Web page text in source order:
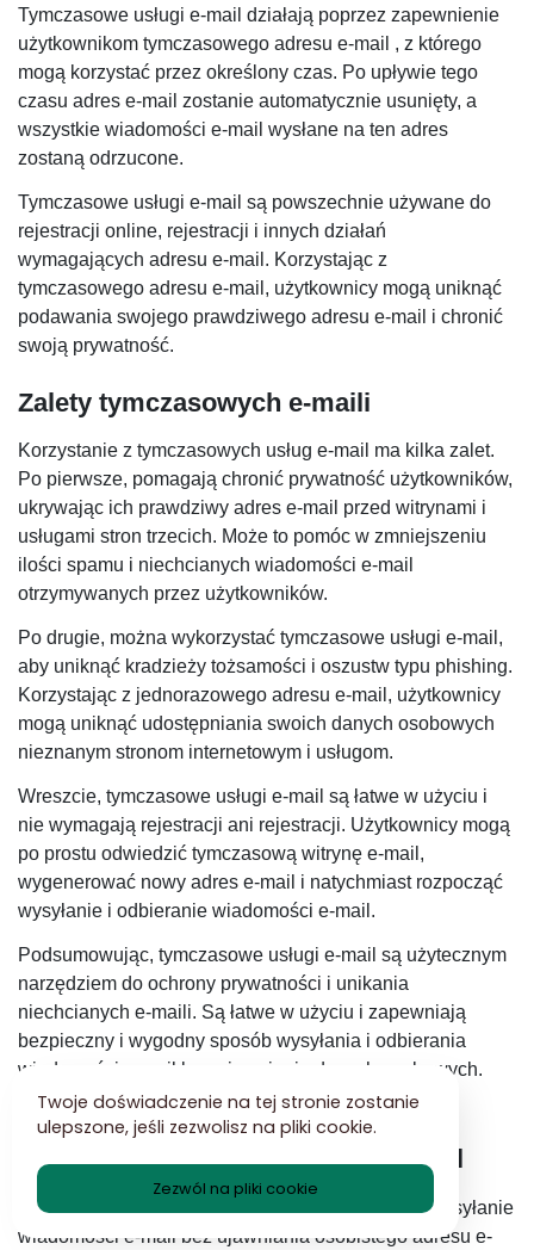
Tymczasowe usługi e-mail działają poprzez zapewnienie
użytkownikom tymczasowego adresu e-mail , z którego
mogą korzystać przez określony czas. Po upływie tego
czasu adres e-mail zostanie automatycznie usunięty, a
wszystkie wiadomości e-mail wysłane na ten adres
zostaną odrzucone.
Tymczasowe usługi e-mail są powszechnie używane do
rejestracji online, rejestracji i innych działań
wymagających adresu e-mail. Korzystając z
tymczasowego adresu e-mail, użytkownicy mogą uniknąć
podawania swojego prawdziwego adresu e-mail i chronić
swoją prywatność.
Zalety tymczasowych e-maili
Korzystanie z tymczasowych usług e-mail ma kilka zalet.
Po pierwsze, pomagają chronić prywatność użytkowników,
ukrywając ich prawdziwy adres e-mail przed witrynami i
usługami stron trzecich. Może to pomóc w zmniejszeniu
ilości spamu i niechcianych wiadomości e-mail
otrzymywanych przez użytkowników.
Po drugie, można wykorzystać tymczasowe usługi e-mail,
aby uniknąć kradzieży tożsamości i oszustw typu phishing.
Korzystając z jednorazowego adresu e-mail, użytkownicy
mogą uniknąć udostępniania swoich danych osobowych
nieznanym stronom internetowym i usługom.
Wreszcie, tymczasowe usługi e-mail są łatwe w użyciu i
nie wymagają rejestracji ani rejestracji. Użytkownicy mogą
po prostu odwiedzić tymczasową witrynę e-mail,
wygenerować nowy adres e-mail i natychmiast rozpocząć
wysyłanie i odbieranie wiadomości e-mail.
Podsumowując, tymczasowe usługi e-mail są użytecznym
narzędziem do ochrony prywatności i unikania
niechcianych e-maili. Są łatwe w użyciu i zapewniają
bezpieczny i wygodny sposób wysyłania i odbierania
wiadomości e-mail bez ujawniania danych osobowych.
Jak wysyłać wiadomości e-mail za
pomocą tymczasowych usług e-mail
Tymczasowe usługi e-mail to świetny sposób na wysyłanie
wiadomości e-mail bez ujawniania osobistego adresu e-
Twoje doświadczenie na tej stronie zostanie
ulepszone, jeśli zezwolisz na pliki cookie.
Zezwól na pliki cookie